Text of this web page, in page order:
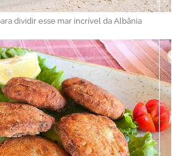
dividir esse mar incrível da Albânia